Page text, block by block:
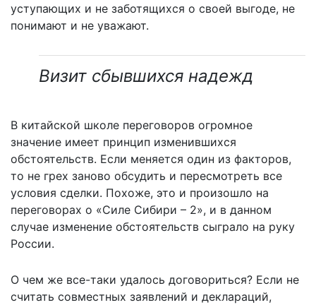
уступающих и не заботящихся о своей выгоде, не
понимают и не уважают.
Визит сбывшихся надежд
В китайской школе переговоров огромное
значение имеет принцип изменившихся
обстоятельств. Если меняется один из факторов,
то не грех заново обсудить и пересмотреть все
условия сделки. Похоже, это и произошло на
переговорах о «Силе Сибири – 2», и в данном
случае изменение обстоятельств сыграло на руку
России.
О чем же все-таки удалось договориться? Если не
считать совместных заявлений и деклараций,